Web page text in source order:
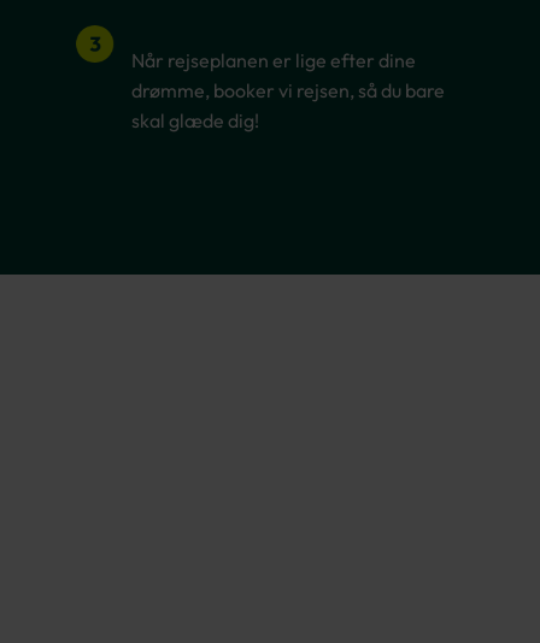
Når rejseplanen er lige efter dine
drømme, booker vi rejsen, så du bare
skal glæde dig!